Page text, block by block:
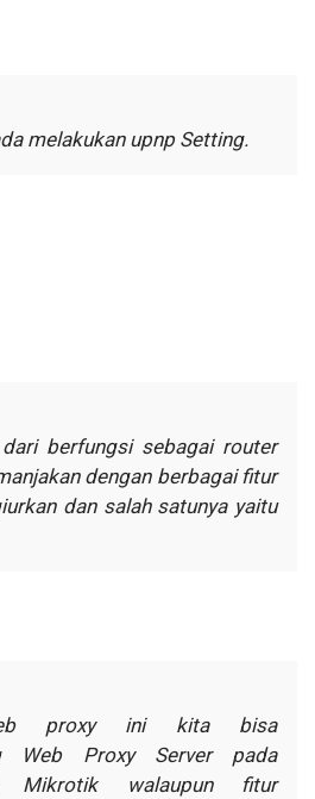
melakukan upnp Setting.
berfungsi sebagai router
dengan berbagai fitur
dan salah satunya yaitu
proxy ini kita bisa
Web Proxy Server pada
Mikrotik walaupun fitur